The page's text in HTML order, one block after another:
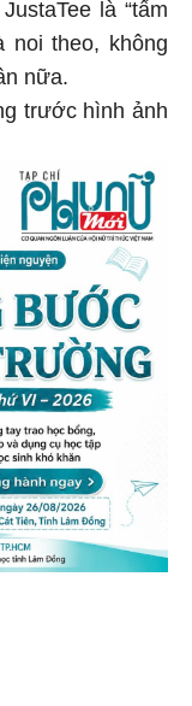
là “tấm
noi theo, không
nữa.
trước hình ảnh